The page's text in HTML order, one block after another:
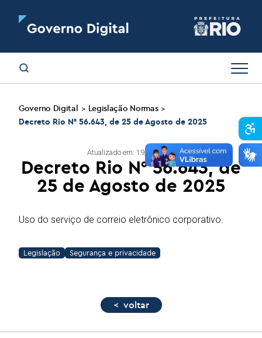
Governo Digital > Legislação Normas >
Decreto Rio N° 56.643, de 25 de Agosto de 2025
Atualizado em: 19/05/2026
Decreto Rio N° 56.643, de
25 de Agosto de 2025
Uso do serviço de correio eletrônico corporativo.
Legislação Segurança e privacidade
< voltar